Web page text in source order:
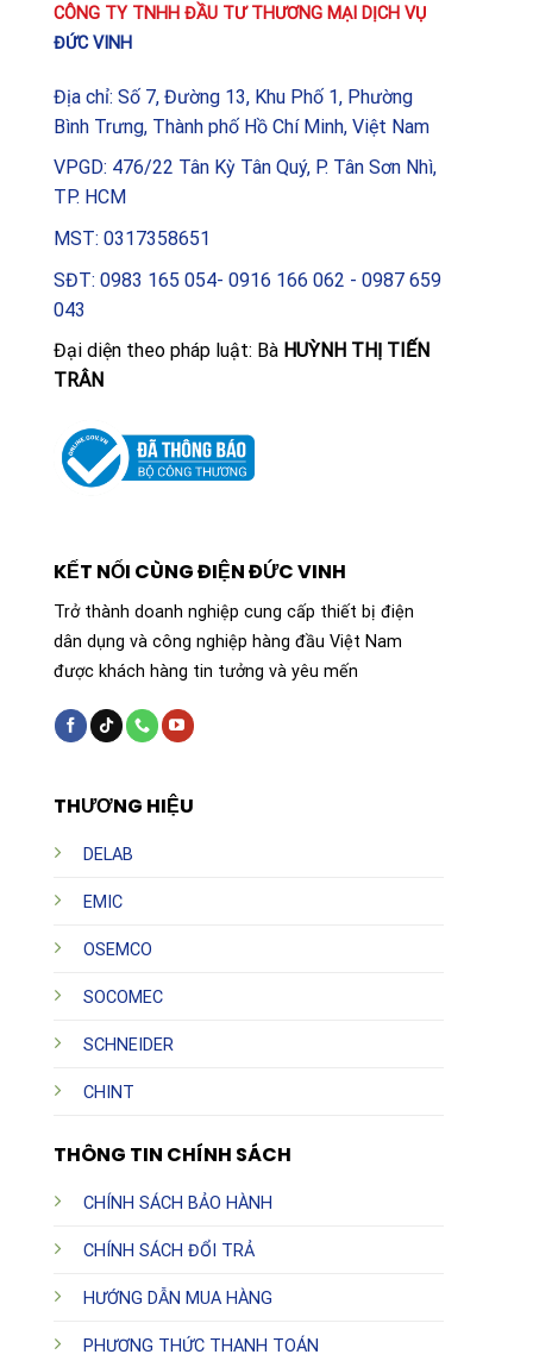
CÔNG TY TNHH ĐẦU TƯ THƯƠNG MẠI DỊCH VỤ
ĐỨC VINH
Địa chỉ: Số 7, Đường 13, Khu Phố 1, Phường
Bình Trưng, Thành phố Hồ Chí Minh, Việt Nam
VPGD: 476/22 Tân Kỳ Tân Quý, P. Tân Sơn Nhì,
TP. HCM
MST: 0317358651
SĐT: 0983 165 054- 0916 166 062 - 0987 659
043
Đại diện theo pháp luật: Bà HUỲNH THỊ TIẾN
TRÂN
THƯƠNG HIỆU
DELAB
EMIC
OSEMCO
SOCOMEC
SCHNEIDER
CHINT
THÔNG TIN CHÍNH SÁCH
CHÍNH SÁCH BẢO HÀNH
CHÍNH SÁCH ĐỔI TRẢ
HƯỚNG DẪN MUA HÀNG
PHƯƠNG THỨC THANH TOÁN
KẾT NỐI CÙNG ĐIỆN ĐỨC VINH
Trở thành doanh nghiệp cung cấp thiết bị điện
dân dụng và công nghiệp hàng đầu Việt Nam
được khách hàng tin tưởng và yêu mến